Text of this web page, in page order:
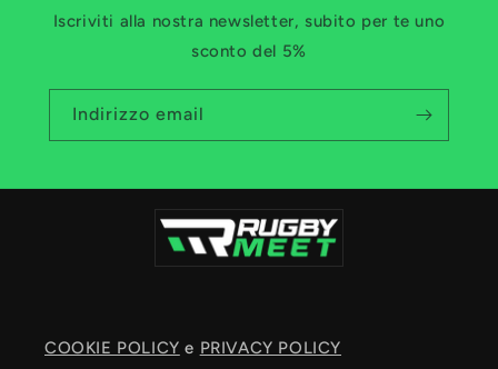
Iscriviti alla nostra newsletter, subito per te uno
sconto del 5%
Indirizzo email
COOKIE POLICY e PRIVACY POLICY